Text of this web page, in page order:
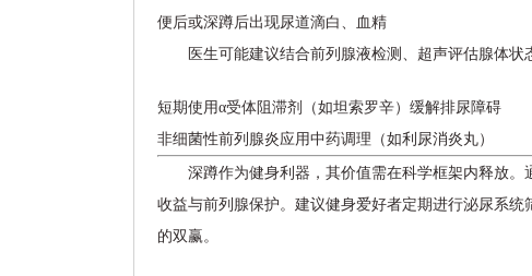
便后或深蹲后出现尿道滴白、血精
医生可能建议结合前列腺液检测、超声评估腺体状
短期使用α受体阻滞剂（如坦索罗辛）缓解排尿障碍
非细菌性前列腺炎应用中药调理（如利尿消炎丸）
深蹲作为健身利器，其价值需在科学框架内释放
收益与前列腺保护。建议健身爱好者定期进行泌尿系
的双赢。